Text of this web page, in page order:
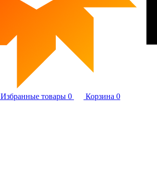
Избранные товары 0 Корзина 0